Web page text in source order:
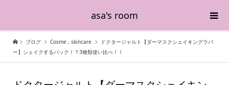
asa's room
ブログ Cosme , skincare
ドクタージャルト【ダーマスクシェイキングラバ
ー】シェイクするパック！？3種類使い比べ！！